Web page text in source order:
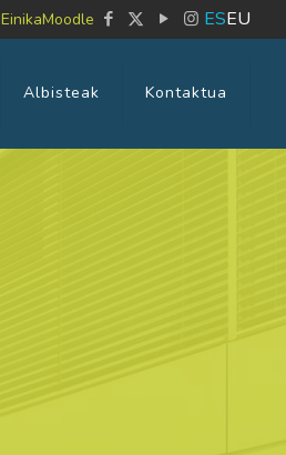
EinikaMoodle ESEU
Albisteak Kontaktua